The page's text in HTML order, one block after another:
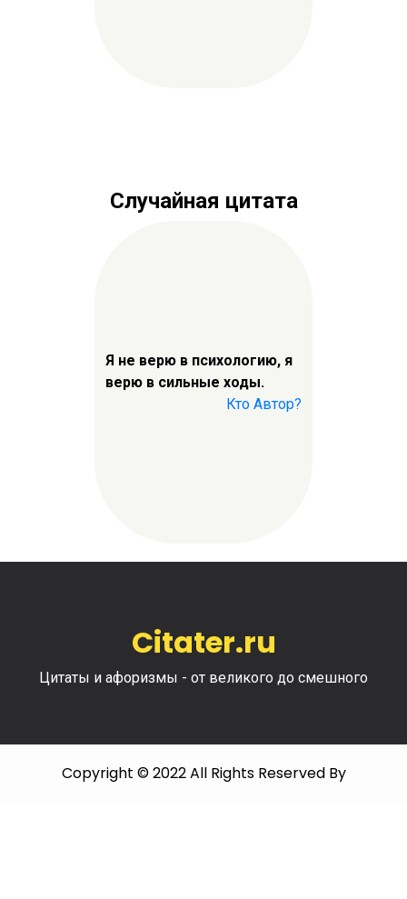
Случайная цитата
Я не верю в психологию, я
верю в сильные ходы.
Кто Автор?
Citater.ru
Цитаты и афоризмы - от великого до смешного
Copyright © 2022 All Rights Reserved By